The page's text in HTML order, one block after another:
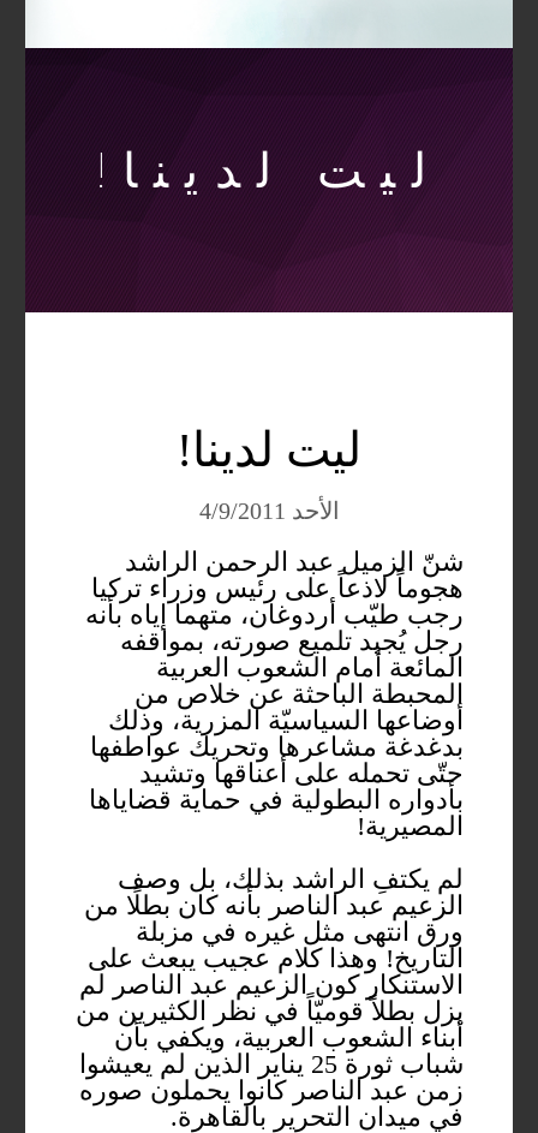
ليت لدينا!
ليت لدينا!
الأحد 4/9/2011
شنّ الزميل عبد الرحمن الراشد
هجوماً لاذعاً على رئيس وزراء تركيا
رجب طيّب أردوغان، متهما إياه بأنه
رجل يُجيد تلميع صورته، بمواقفه
المائعة أمام الشعوب العربية
المحبطة الباحثة عن خلاص من
أوضاعها السياسيّة المزرية، وذلك
بدغدغة مشاعرها وتحريك عواطفها
حتّى تحمله على أعناقها وتشيد
بأدواره البطولية في حماية قضاياها
المصيرية!
لم يكتفِ الراشد بذلك، بل وصف
الزعيم عبد الناصر بأنه كان بطلًا من
ورق انتهى مثل غيره في مزبلة
التاريخ! وهذا كلام عجيب يبعث على
الاستنكار كون الزعيم عبد الناصر لم
يزل بطلاً قوميّاً في نظر الكثيرين من
أبناء الشعوب العربية، ويكفي بأن
شباب ثورة 25 يناير الذين لم يعيشوا
زمن عبد الناصر كانوا يحملون صوره
في ميدان التحرير بالقاهرة.